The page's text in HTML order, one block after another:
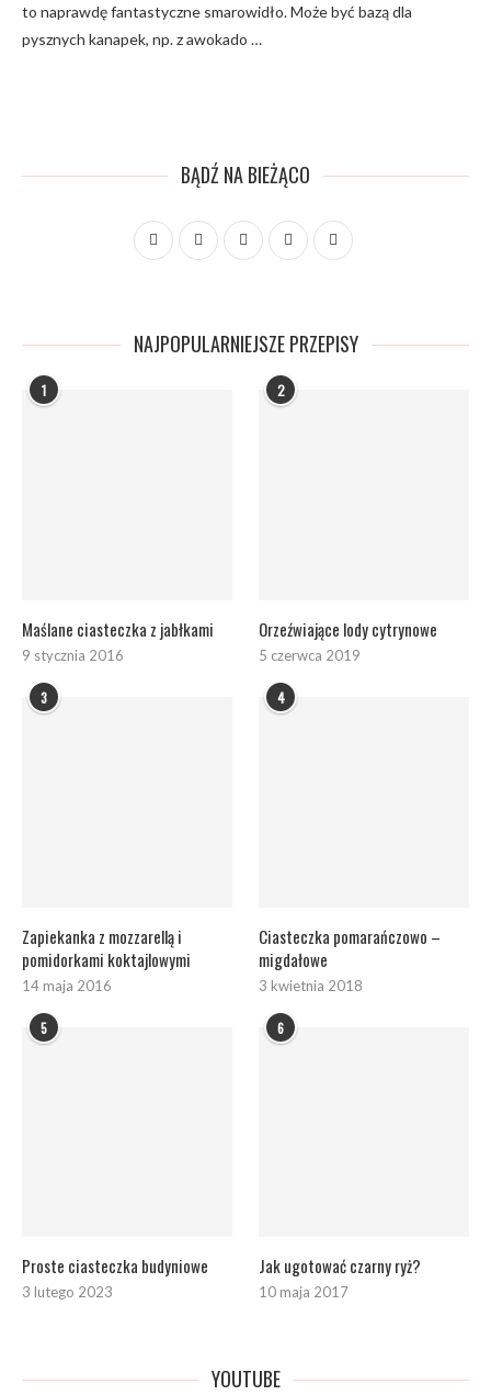
to naprawdę fantastyczne smarowidło. Może być bazą dla
pysznych kanapek, np. z awokado …
BĄDŹ NA BIEŻĄCO
NAJPOPULARNIEJSZE PRZEPISY
1
Maślane ciasteczka z jabłkami
9 stycznia 2016
2
Orzeźwiające lody cytrynowe
5 czerwca 2019
3
Zapiekanka z mozzarellą i
pomidorkami koktajlowymi
14 maja 2016
4
Ciasteczka pomarańczowo –
migdałowe
3 kwietnia 2018
5
Proste ciasteczka budyniowe
3 lutego 2023
6
Jak ugotować czarny ryż?
10 maja 2017
YOUTUBE